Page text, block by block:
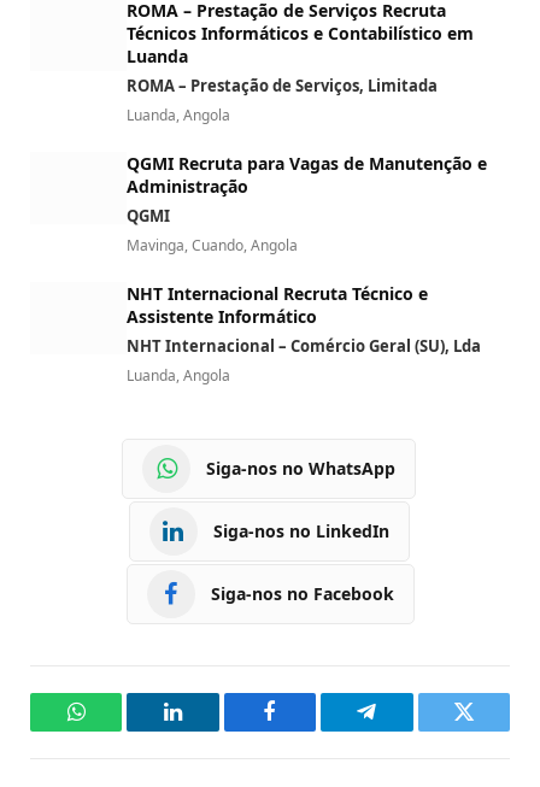
ROMA – Prestação de Serviços Recruta
Técnicos Informáticos e Contabilístico em
Luanda
ROMA – Prestação de Serviços, Limitada
Luanda, Angola
QGMI Recruta para Vagas de Manutenção e
Administração
QGMI
Mavinga, Cuando, Angola
NHT Internacional Recruta Técnico e
Assistente Informático
NHT Internacional – Comércio Geral (SU), Lda
Luanda, Angola
Siga-nos no WhatsApp
Siga-nos no LinkedIn
Siga-nos no Facebook
WhatsAppLinkedIn Facebook Telegram Twitter